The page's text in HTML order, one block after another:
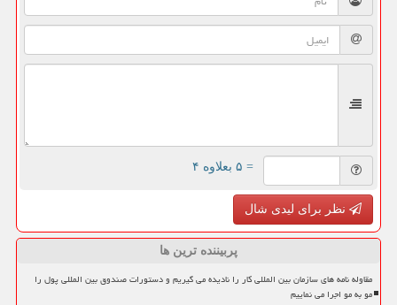
= ۵ بعلاوه ۴
نظر برای لیدی شال
پربیننده ترین ها
مقاوله نامه های سازمان بین المللی کار را نادیده می گیریم و دستورات صندوق بین المللی پول را
مو به مو اجرا می نماییم